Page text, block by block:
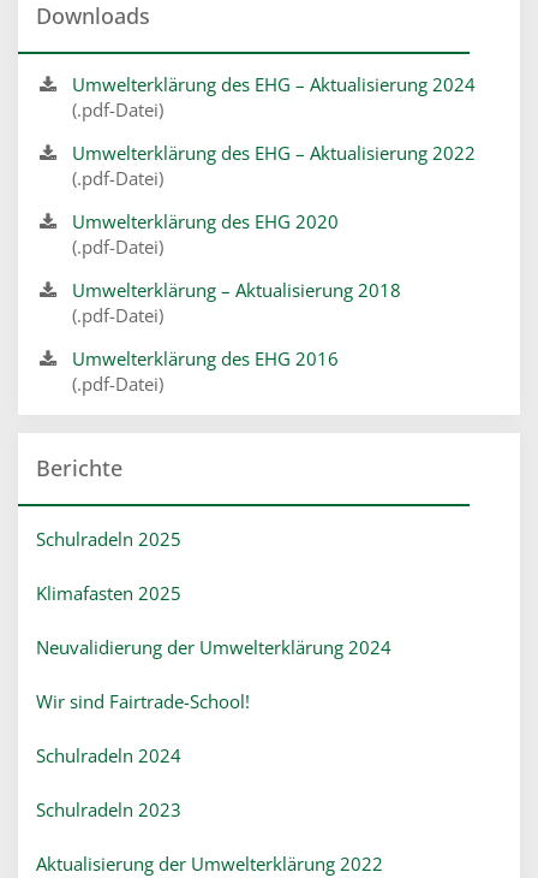
Downloads
Umwelterklärung des EHG – Aktualisierung 2024
(.pdf-Datei)
Umwelterklärung des EHG – Aktualisierung 2022
(.pdf-Datei)
Umwelterklärung des EHG 2020
(.pdf-Datei)
Umwelterklärung – Aktualisierung 2018
(.pdf-Datei)
Umwelterklärung des EHG 2016
(.pdf-Datei)
Berichte
Schulradeln 2025
Klimafasten 2025
Neuvalidierung der Umwelterklärung 2024
Wir sind Fairtrade-School!
Schulradeln 2024
Schulradeln 2023
Aktualisierung der Umwelterklärung 2022